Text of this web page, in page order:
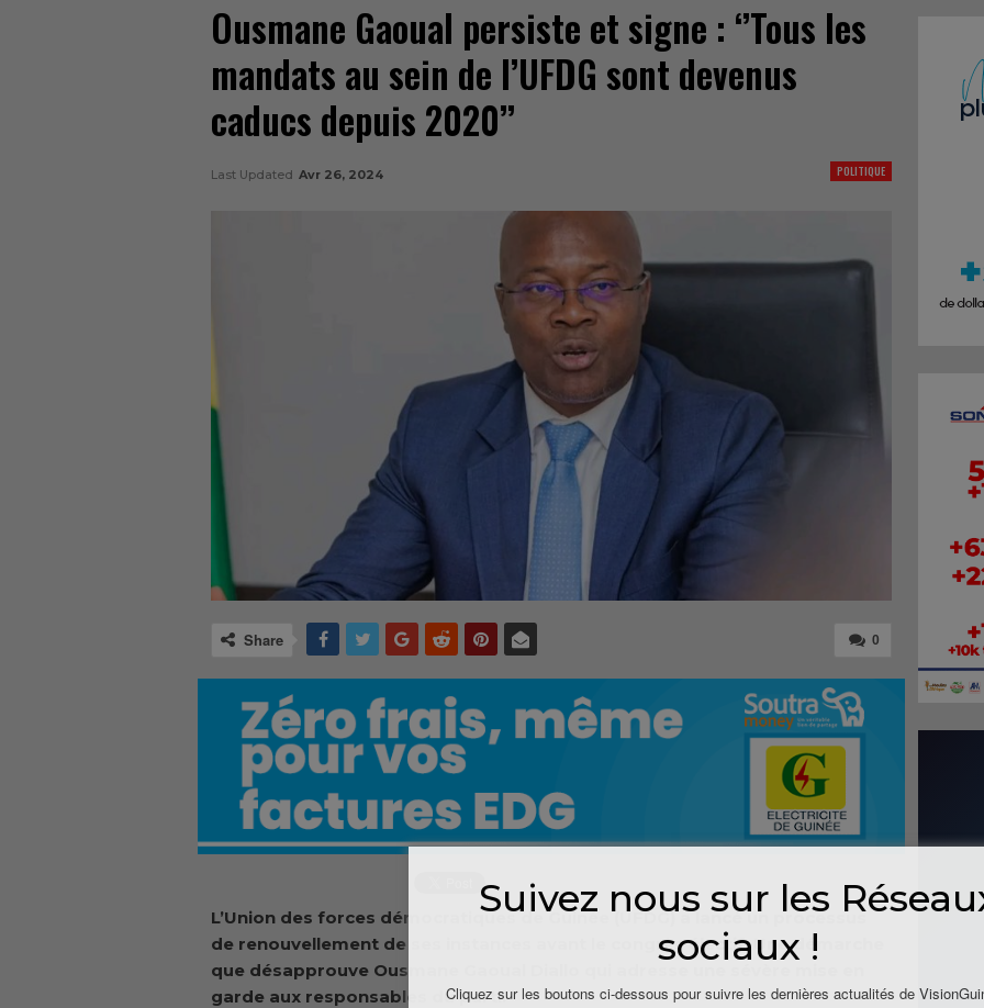
Ousmane Gaoual persiste et signe : ‘’Tous les
mandats au sein de l’UFDG sont devenus
caducs depuis 2020’’
POLITIQUE
Last Updated Avr 26, 2024
0
Share
L’Union des forces démocratiques de Guinée (UFDG) a lancé un processus
de renouvellement de ses instances avant le congrès électif. Une démarche
que désapprouve Ousmane Gaoual Diallo qui adresse une sévère mise en
garde aux responsables du parti.
Suivez nous sur les
sociaux !
Cliquez sur les boutons ci-dessous pour suivre les dernières actualités de